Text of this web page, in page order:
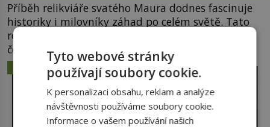
Příběh relikviáře svatého Maura dodnes fascinuje
historiky i milovníky záhad po celém světě. Tato
románská zlatnická památka ze 13. století je po
českých korunovačních klenotech druhým
nejcennějším movitým majetkem v České
republice. Přestože byl klenot v roce 1985 po
dramatickém pátrání kriminalistů úspěšně
nalezen, jeho minulost stále obestírá hustá mlha.
Otázky, jak přesně se tato […]
ZÁHADY A TAJEMSTVÍ
Tyto webové stránky
používají soubory cookie.
K personalizaci obsahu, reklam a analýze
návštěvnosti používáme soubory cookie.
Informace o vašem používání našich